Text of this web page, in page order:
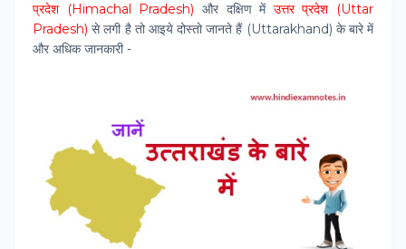
प्रदेश (Himachal Pradesh) और दक्षिण में उत्तर प्रदेश (Uttar
Pradesh) से लगी है तो आइये दोस्‍तो जानते हैं (Uttarakhand) के बारे में
और अधिक जानकारी -